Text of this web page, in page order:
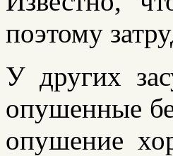
поэтому
У других
опушенные
опушение